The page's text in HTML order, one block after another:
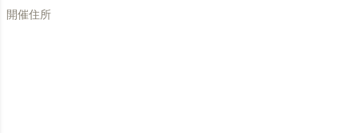
開催住所